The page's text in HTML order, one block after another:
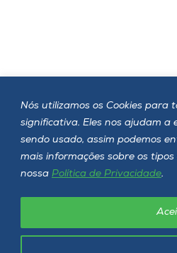
Nós utilizamos os Cookies para
significativa. Eles nos ajudam a
sendo usado, assim podemos
mais informações sobre os
nossa Política de Privacidade.